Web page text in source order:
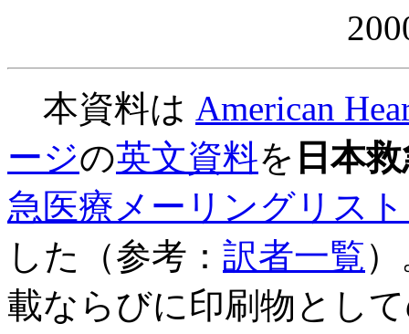
本資料は American
ージの英文資料を 日本
急医療メーリングリス
した（参考： 訳者一覧
載ならびに印刷物とし